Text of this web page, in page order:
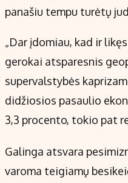
panašiu tempu turėtų
„Dar įdomiau, kad ir
gerokai atsparesnis
supervalstybės
didžiosios pasaulio
3,3 procento, tokio pat
Galinga atsvara
varoma teigiamų